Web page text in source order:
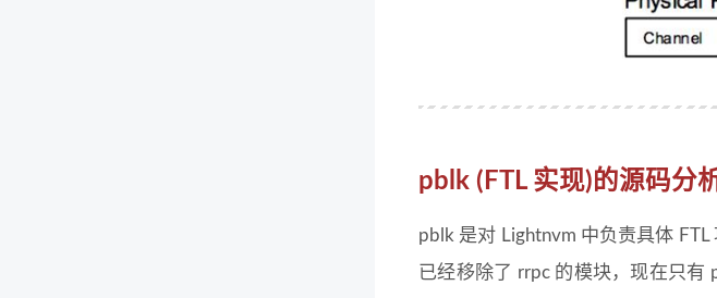
pblk (FTL 实现)的源码分
pblk 是对 Lightnvm 中负责具体
已经移除了 rrpc 的模块，现在只